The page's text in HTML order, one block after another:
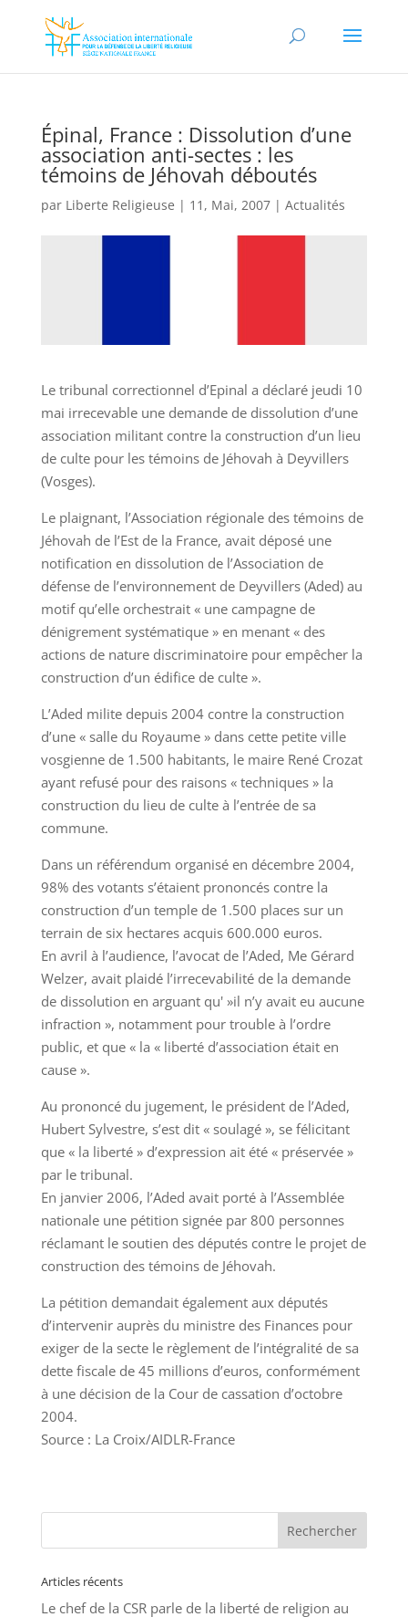
Épinal, France : Dissolution d’une
association anti-sectes : les
témoins de Jéhovah déboutés
par Liberte Religieuse | 11, Mai, 2007| Actualités
Le tribunal correctionnel d’Epinal a déclaré jeudi 10
mai irrecevable une demande de dissolution d’une
association militant contre la construction d’un lieu
de culte pour les témoins de Jéhovah à Deyvillers
(Vosges).
Le plaignant, l’Association régionale des témoins de
Jéhovah de l’Est de la France, avait déposé une
notification en dissolution de l’Association de
défense de l’environnement de Deyvillers (Aded) au
motif qu’elle orchestrait « une campagne de
dénigrement systématique » en menant « des
actions de nature discriminatoire pour empêcher la
construction d’un édifice de culte ».
L’Aded milite depuis 2004 contre la construction
d’une « salle du Royaume » dans cette petite ville
vosgienne de 1.500 habitants, le maire René Crozat
ayant refusé pour des raisons « techniques » la
construction du lieu de culte à l’entrée de sa
commune.
Dans un référendum organisé en décembre 2004,
98% des votants s’étaient prononcés contre la
construction d’un temple de 1.500 places sur un
terrain de six hectares acquis 600.000 euros.
En avril à l’audience, l’avocat de l’Aded, Me Gérard
Welzer, avait plaidé l’irrecevabilité de la demande
de dissolution en arguant qu' »il n’y avait eu aucune
infraction », notamment pour trouble à l’ordre
public, et que « la « liberté d’association était en
cause ».
Au prononcé du jugement, le président de l’Aded,
Hubert Sylvestre, s’est dit « soulagé », se félicitant
que « la liberté » d’expression ait été « préservée »
par le tribunal.
En janvier 2006, l’Aded avait porté à l’Assemblée
nationale une pétition signée par 800 personnes
réclamant le soutien des députés contre le projet de
construction des témoins de Jéhovah.
La pétition demandait également aux députés
d’intervenir auprès du ministre des Finances pour
exiger de la secte le règlement de l’intégralité de sa
dette fiscale de 45 millions d’euros, conformément
à une décision de la Cour de cassation d’octobre
2004.
Source : La Croix/AIDLR-France
Articles récents
Le chef de la CSR parle de la liberté de religion au